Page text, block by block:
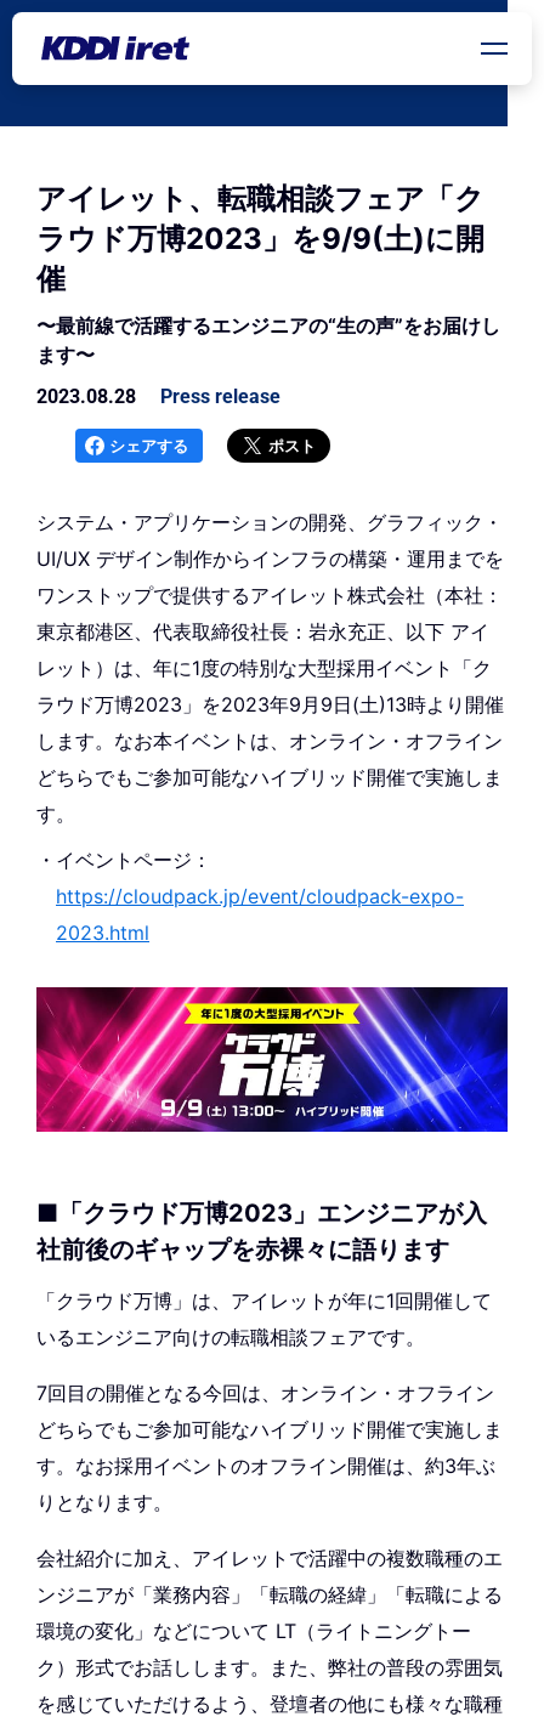
メインコンテンツにスキップ
アイレット、転職相談フェア「ク
ラウド万博2023」を9/9(土)に開
催
〜最前線で活躍するエンジニアの“生の声”をお届けし
ます〜
2023.08.28 Press release
シェアする ポスト
システム・アプリケーションの開発、グラフィック・
UI/UX デザイン制作からインフラの構築・運用までを
ワンストップで提供するアイレット株式会社（本社：
東京都港区、代表取締役社長：岩永充正、以下 アイ
レット）は、年に1度の特別な大型採用イベント「ク
ラウド万博2023」を2023年9月9日(土)13時より開催
します。なお本イベントは、オンライン・オフライン
どちらでもご参加可能なハイブリッド開催で実施しま
す。
イベントページ：
https://cloudpack.jp/event/cloudpack-expo-
2023.html
■「クラウド万博2023」エンジニアが入
社前後のギャップを赤裸々に語ります
「クラウド万博」は、アイレットが年に1回開催して
いるエンジニア向けの転職相談フェアです。
7回目の開催となる今回は、オンライン・オフライン
どちらでもご参加可能なハイブリッド開催で実施しま
す。なお採用イベントのオフライン開催は、約3年ぶ
りとなります。
会社紹介に加え、アイレットで活躍中の複数職種のエ
ンジニアが「業務内容」「転職の経緯」「転職による
環境の変化」などについて LT（ライトニングトー
ク）形式でお話しします。また、弊社の普段の雰囲気
を感じていただけるよう、登壇者の他にも様々な職種